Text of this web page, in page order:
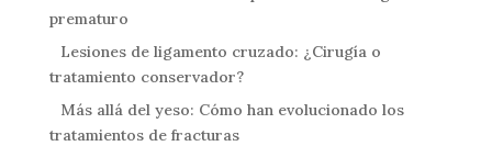
prematuro
Lesiones de ligamento cruzado: ¿Cirugía o
tratamiento conservador?
Más allá del yeso: Cómo han evolucionado los
tratamientos de fracturas